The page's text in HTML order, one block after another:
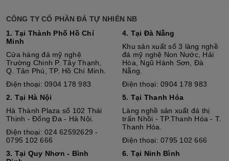
CÔNG TY CỔ PHẦN ĐÁ TỰ NHIÊN NB
1. Tại Thành Phố Hồ Chí
Minh
Cửa hàng đá mỹ nghệ
Trường Chinh P. Tây Thạnh,
Q. Tân Phú, TP. Hồ Chí Minh.
Điện thoại: 0904 178 983
2. Tại Hà Nội
Hà Thành Plaza số 102 Thái
Thịnh - Đống Đa - Hà Nội.
Điện thoại: 024 62592629 -
0795 102 666
3. Tại Quy Nhơn - Bình
4. Tại Đà Nẵng
Khu sản xuất số 3 làng nghề
đá mỹ nghệ Non Nước, Hải
Hòa, Ngũ Hành Sơn, Đà
Nẵng.
Điện thoại: 0904 178 983
5. Tại Thanh Hóa
Làng nghề sản xuất đá thị
trấn Nhồi - TP.Thanh Hóa - T.
Thanh Hóa.
Điện thoại: 0795 102 666
6. Tại Ninh Bình